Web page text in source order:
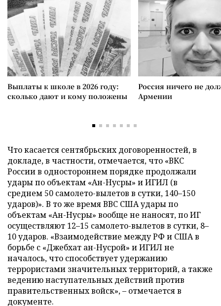
Выплаты к школе в 2026 году:
сколько дают и кому положены
Россия ничего не
Армении
Что касается сентябрьских договоренностей, в
докладе, в частности, отмечается, что «ВКС
России в одностороннем порядке продолжали
удары по объектам «Ан-Нусры» и ИГИЛ (в
среднем 50 самолето-вылетов в сутки, 140–150
ударов)». В то же время ВВС США удары по
объектам «Ан-Нусры» вообще не наносят, по ИГ
осуществляют 12–15 самолето-вылетов в сутки, 8–
10 ударов. «Взаимодействие между РФ и США в
борьбе с «Джебхат ан-Нусрой» и ИГИЛ не
началось, что способствует удержанию
террористами значительных территорий, а также
ведению наступательных действий против
правительственных войск», – отмечается в
документе.